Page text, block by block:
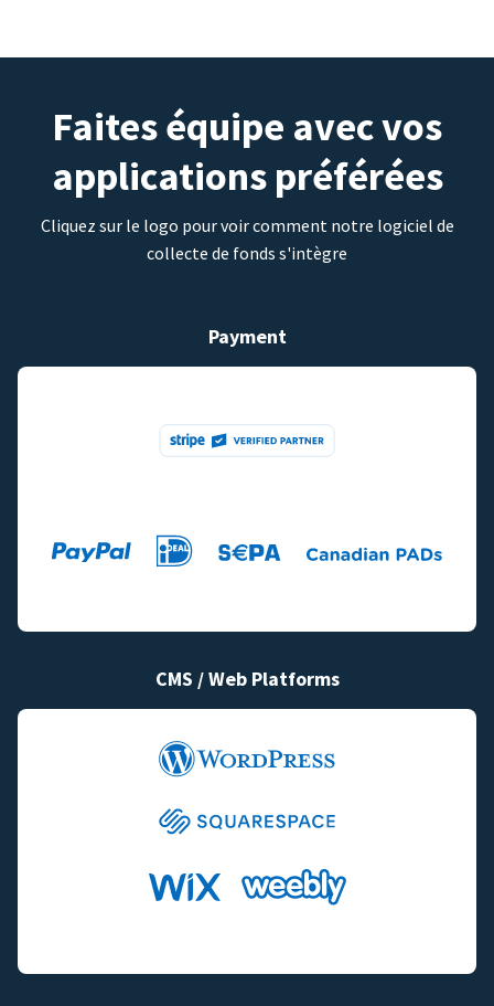
Faites équipe avec vos
applications préférées
Cliquez sur le logo pour voir comment notre logiciel de
collecte de fonds s'intègre
Payment
CMS / Web Platforms